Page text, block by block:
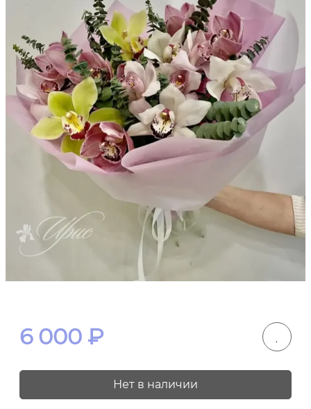
6 000 ₽
Нет в наличии